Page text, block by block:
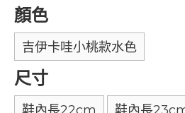
顏色
吉伊卡哇小桃款水色
尺寸